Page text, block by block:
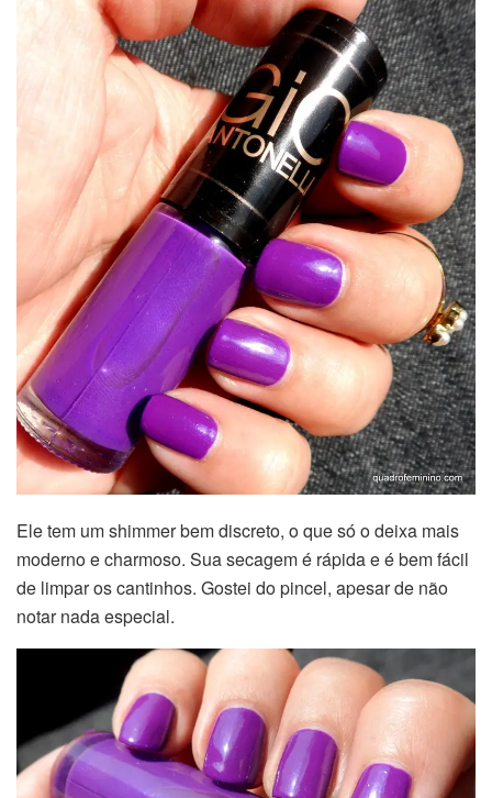
Ele tem um shimmer bem discreto, o que só o deixa mais
moderno e charmoso. Sua secagem é rápida e é bem fácil
de limpar os cantinhos. Gostei do pincel, apesar de não
notar nada especial.